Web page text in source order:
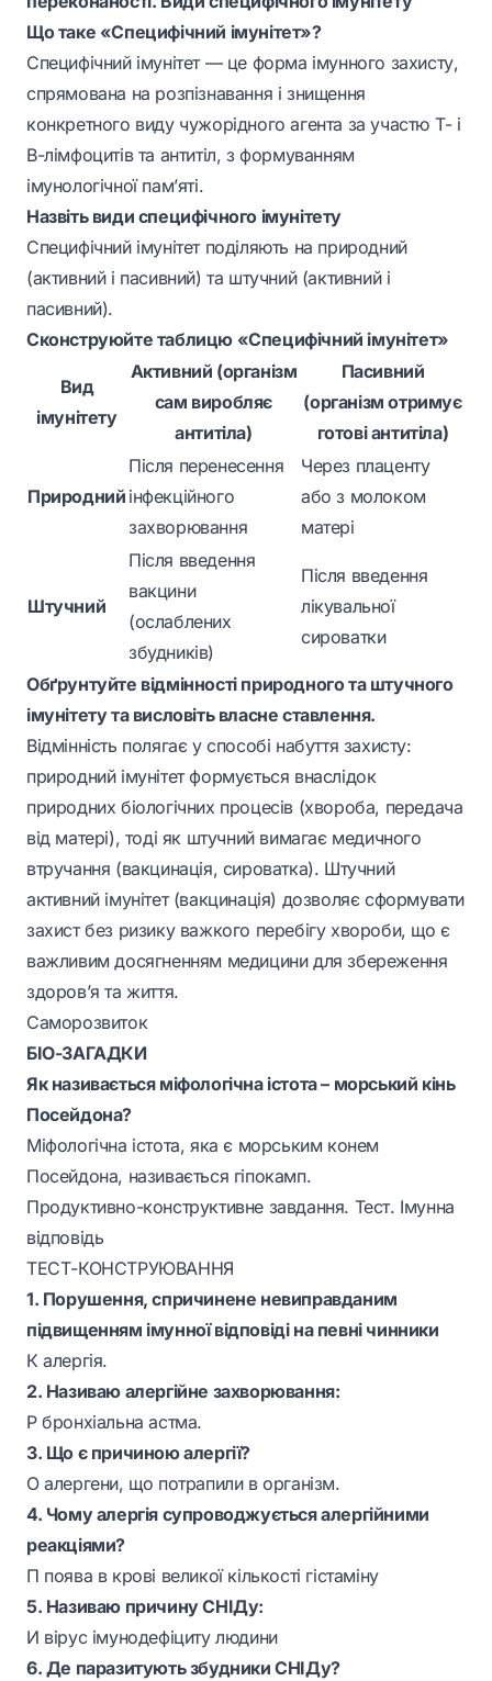
Що таке «Специфічний імунітет»?
Специфічний імунітет — це форма імунного захисту,
спрямована на розпізнавання і знищення
конкретного виду чужорідного агента за участю Т- і
В-лімфоцитів та антитіл, з формуванням
імунологічної пам’яті.
Назвіть види специфічного імунітету
Специфічний імунітет поділяють на природний
(активний і пасивний) та штучний (активний і
пасивний).
Сконструюйте таблицю «Специфічний імунітет»
Вид
імунітету
Активний (організм
сам виробляє
антитіла)
Пасивний
(організм отримує
готові антитіла)
Природний
Після перенесення
інфекційного
захворювання
Через плаценту
або з молоком
матері
Штучний
Після введення
вакцини
(ослаблених
збудників)
Після введення
лікувальної
сироватки
Обґрунтуйте відмінності природного та штучного
імунітету та висловіть власне ставлення.
Відмінність полягає у способі набуття захисту:
природний імунітет формується внаслідок
природних біологічних процесів (хвороба, передача
від матері), тоді як штучний вимагає медичного
втручання (вакцинація, сироватка). Штучний
активний імунітет (вакцинація) дозволяє сформувати
захист без ризику важкого перебігу хвороби, що є
важливим досягненням медицини для збереження
здоров’я та життя.
Саморозвиток
БІО-ЗАГАДКИ
Як називається міфологічна істота – морський кінь
Посейдона?
Міфологічна істота, яка є морським конем
Посейдона, називається гіпокамп.
Продуктивно-конструктивне завдання. Тест. Імунна
відповідь
ТЕСТ-КОНСТРУЮВАННЯ
1. Порушення, спричинене невиправданим
підвищенням імунної відповіді на певні чинники
К алергія.
2. Називаю алергійне захворювання:
Р бронхіальна астма.
3. Що є причиною алергії?
О алергени, що потрапили в організм.
4. Чому алергія супроводжується алергійними
реакціями?
П поява в крові великої кількості гістаміну
5. Називаю причину СНІДу:
И вірус імунодефіциту людини
6. Де паразитують збудники СНІДу?